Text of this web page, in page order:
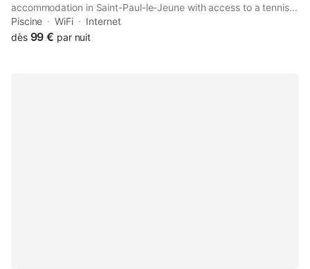
accommodation in Saint-Paul-le-Jeune with access to a tennis
court, a terrace, as well as room service.
Piscine WiFi
Internet
dès 99 € par nuit